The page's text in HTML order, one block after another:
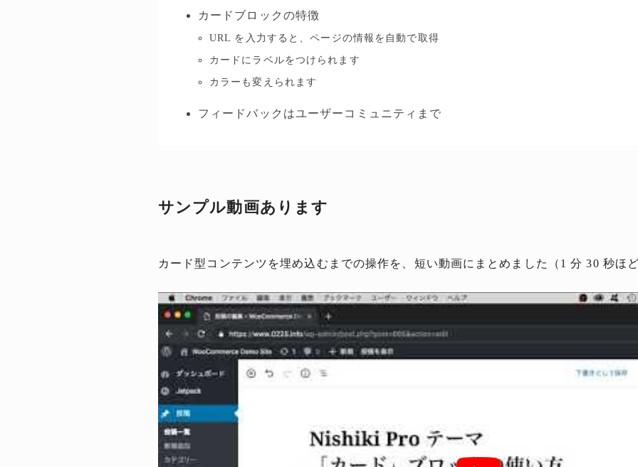
カードブロックの特徴
URL を入力すると、ページの情報を自動で取得
カードにラベルをつけられます
カラーも変えられます
フィードバックはユーザーコミュニティまで
サンプル動画あります
カード型コンテンツを埋め込むまでの操作を、短い動画にまとめました（1 分 30 秒ほ